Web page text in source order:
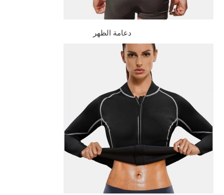
دعامة الظهر